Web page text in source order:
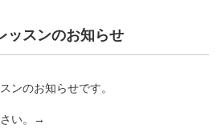
ッスンのお知らせ
ンのお知らせです。
さい。→